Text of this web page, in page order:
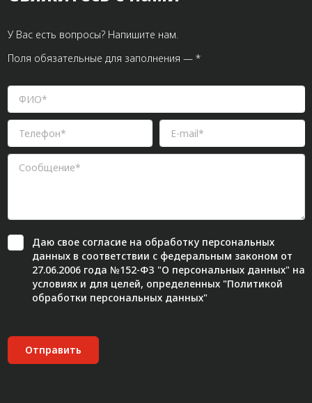
У Вас есть вопросы? Напишите нам.
Поля обязательные для заполнения — *
Даю свое согласиена обработку персональных
данных в соответствии с федеральным законом от
27.06.2006 года №152-ФЗ "О персональных данных" на
условиях и для целей, определенных "Политикой
обработки персональных данных"
Отправить